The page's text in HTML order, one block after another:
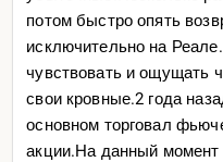
потом быстро опять
исключительно на
чувствовать и ощущать
свои кровные.2 года
основном торговал
акции.На данный момент